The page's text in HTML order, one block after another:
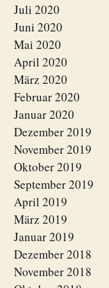
Juli 2020
Juni 2020
Mai 2020
April 2020
März 2020
Februar 2020
Januar 2020
Dezember 2019
November 2019
Oktober 2019
September 2019
April 2019
März 2019
Januar 2019
Dezember 2018
November 2018